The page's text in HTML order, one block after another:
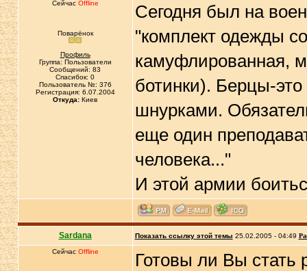
Сейчас Offline
Поварёнок
Профиль
Группа: Пользователи
Сообщений: 83
Спасибок: 0
Пользователь №: 376
Регистрация: 6.07.2004
Откуда: Киев
Сегодня был на
"комплект одежды
камуфлированная,
ботинки). Берцы-это
шнурками.
еще один
человека..."
И этой армии
Sardana Показать ссылку этой темы 25.02.2005 - 04:49
Сейчас Offline
Готовы ли Вы стать